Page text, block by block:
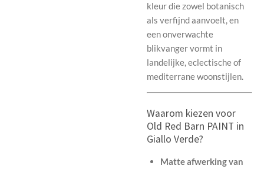
kleur die zowel botanisch
als verfijnd aanvoelt, en
een onverwachte
blikvanger vormt in
landelijke, eclectische of
mediterrane woonstijlen.
Waarom kiezen voor
Old Red Barn PAINT in
Giallo Verde?
Matte afwerking van